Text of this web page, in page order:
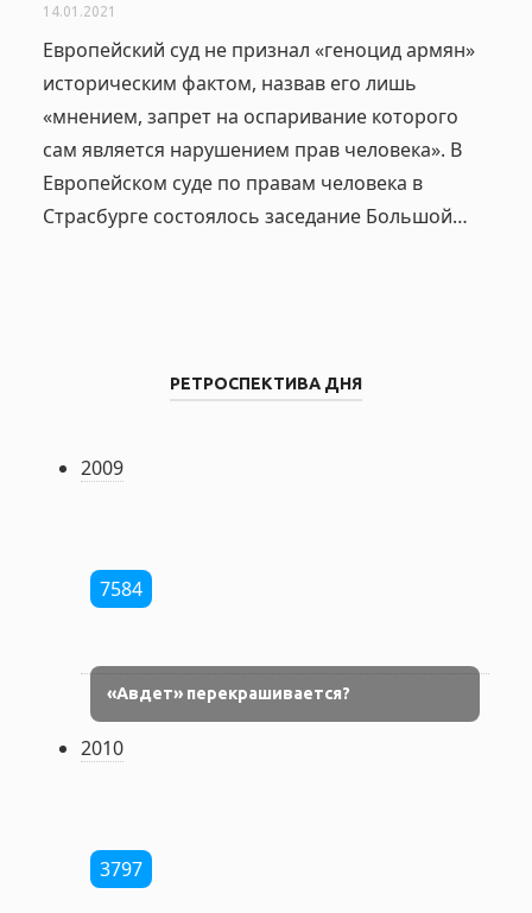
14.01.2021
Европейский суд не признал «геноцид армян»
историческим фактом, назвав его лишь
«мнением, запрет на оспаривание которого
сам является нарушением прав человека». В
Европейском суде по правам человека в
Страсбурге состоялось заседание Большой…
РЕТРОСПЕКТИВА ДНЯ
2009
7584
«Авдет» перекрашивается?
2010
3797